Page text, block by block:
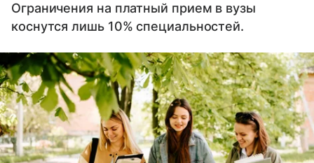
Ограничения на платный прием в вузы
коснутся лишь 10% специальностей.